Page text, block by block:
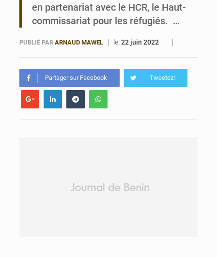
en partenariat avec le HCR, le Haut-
commissariat pour les réfugiés. …
PUBLIÉ PAR ARNAUD MAWEL le:22 juin 2022
Partager sur Facebook Tweetez!